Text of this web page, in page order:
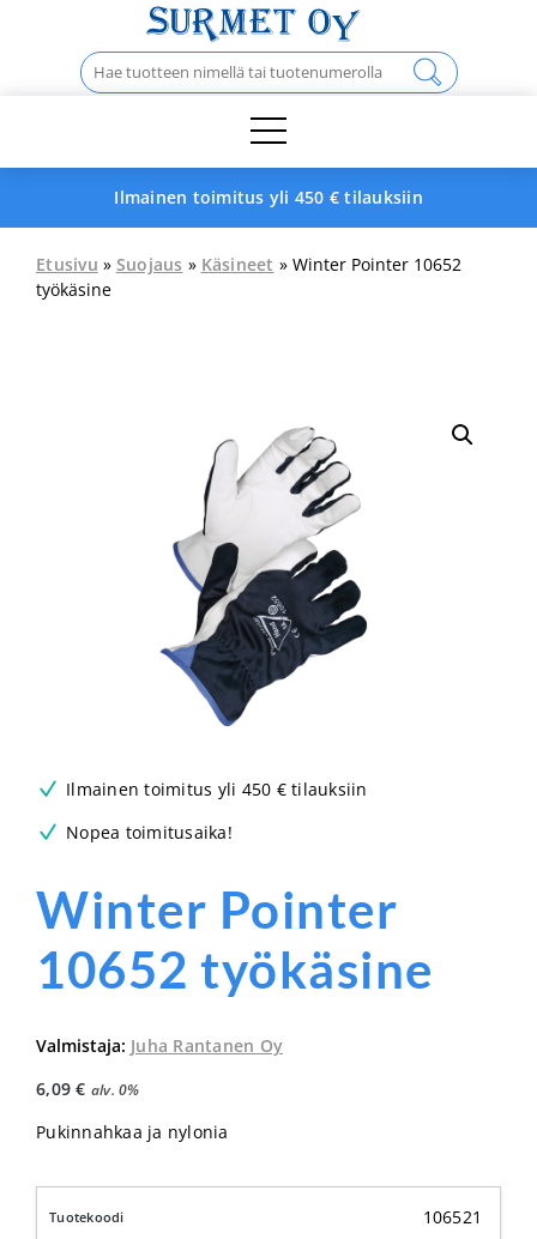
Haku:
Ilmainen toimitus yli 450 € tilauksiin
Etusivu » Suojaus » Käsineet » Winter Pointer 10652
työkäsine
Ilmainen toimitus yli 450 € tilauksiin
Nopea toimitusaika!
Winter Pointer
10652 työkäsine
Valmistaja: Juha Rantanen Oy
6,09€ alv. 0%
Pukinnahkaa ja nylonia
106521